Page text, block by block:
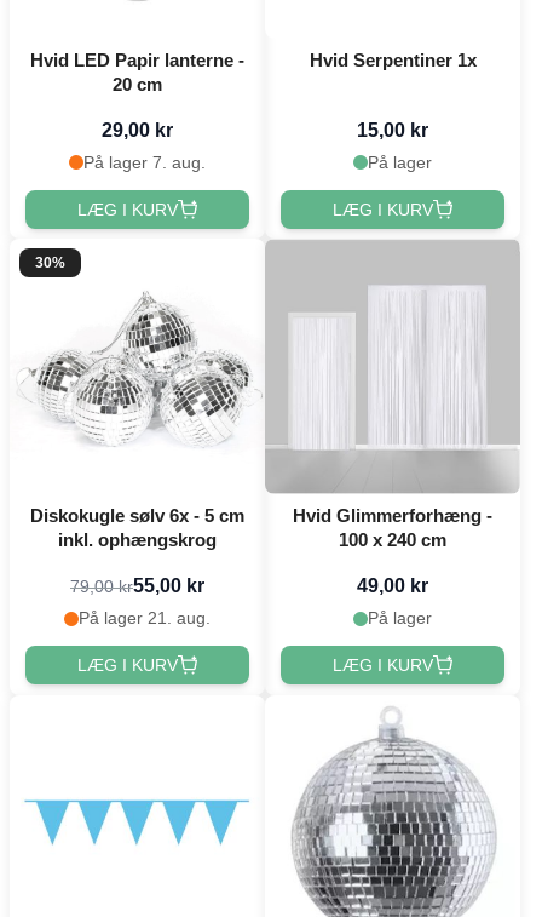
Hvid LED Papir lanterne -
20 cm
29,00 kr
På lager 7. aug.
LÆG I KURV
Hvid Serpentiner 1x
15,00 kr
På lager
LÆG I KURV
30%
Diskokugle sølv 6x - 5 cm
inkl. ophængskrog
79,00 kr55,00 kr
På lager 21. aug.
LÆG I KURV
Hvid Glimmerforhæng -
100 x 240 cm
49,00 kr
På lager
LÆG I KURV